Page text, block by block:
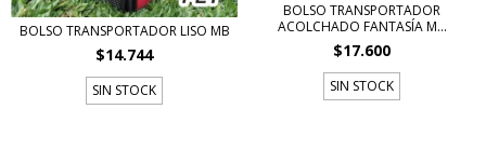
BOLSO TRANSPORTADOR LISO MB
$14.744
SIN STOCK
BOLSO TRANSPORTADOR
ACOLCHADO FANTASÍA M...
$17.600
SIN STOCK